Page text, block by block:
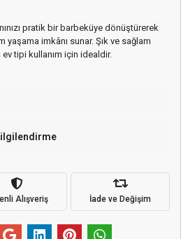
pratik bir barbeküye dönüştürerek
imkânı sunar. Şık ve sağlam
tipi kullanım için idealdir.
Alışveriş İade ve Değişim